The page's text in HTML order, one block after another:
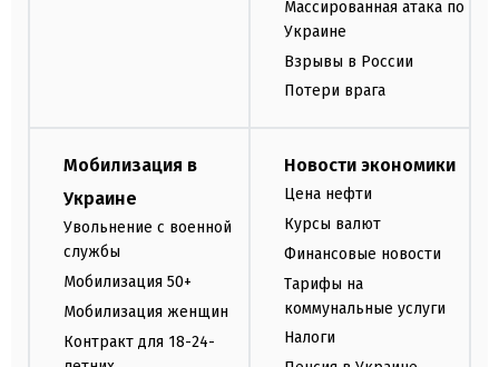
Массированная атака по
Украине
Взрывы в России
Потери врага
Мобилизация в
Украине
Увольнение с военной
службы
Мобилизация 50+
Мобилизация женщин
Контракт для 18-24-
Новости экономики
Цена нефти
Курсы валют
Финансовые новости
Тарифы на
коммунальные услуги
Налоги